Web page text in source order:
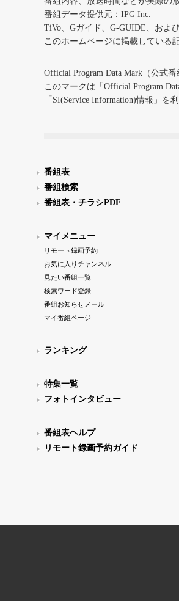
番組データ提供元：IPG Inc.
TiVo、Gガイド、G-GUIDE、およ
このホームページに掲載している
Official Program Data Mark（公式番
このマークは「Official Program
「SI(Service Information)情報」を
番組表
番組検索
番組表・チラシPDF
マイメニュー
リモート録画予約
お気に入りチャンネル
見たい番組一覧
検索ワード登録
番組お知らせメール
マイ番組ページ
ランキング
特集一覧
フォトインタビュー
番組表ヘルプ
リモート録画予約ガイド